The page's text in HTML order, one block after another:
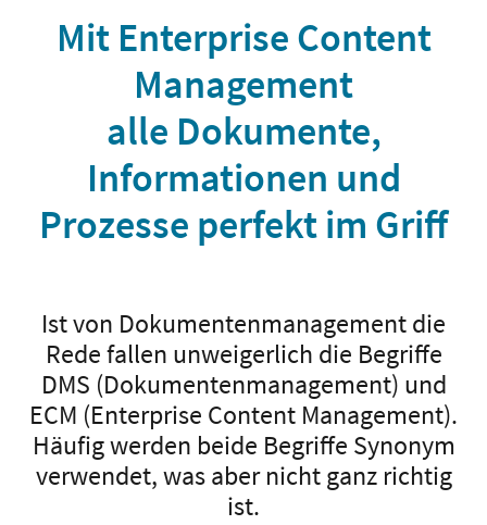
Mit Enterprise Content
Management
alle Dokumente,
Informationen und
Prozesse perfekt im Griff
Ist von Dokumentenmanagement die
Rede fallen unweigerlich die Begriffe
DMS (Dokumentenmanagement) und
ECM (Enterprise Content Management).
Häufig werden beide Begriffe Synonym
verwendet, was aber nicht ganz richtig
ist.